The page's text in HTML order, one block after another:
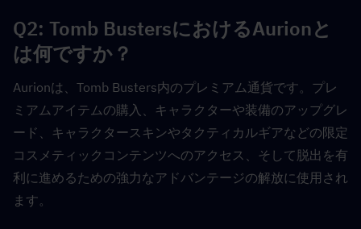
Q2: Tomb BustersにおけるAurionと
は何ですか？
Aurionは、Tomb Busters内のプレミアム通貨です。プレ
ミアムアイテムの購入、キャラクターや装備のアップグレ
ード、キャラクタースキンやタクティカルギアなどの限定
コスメティックコンテンツへのアクセス、そして脱出を有
利に進めるための強力なアドバンテージの解放に使用され
ます。